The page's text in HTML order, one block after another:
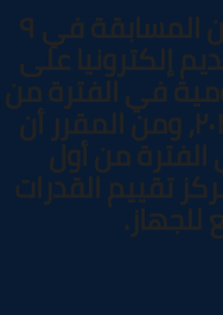
وكان الجهاز قام بالإعلان عن المسابقة في ٩
إلكترونيا على
في الفترة من
٢٣ فبراير حتى ٩ مارس ٢٠٢٣، ومن المقرر أن
من أول
بمركز تقييم القدرات